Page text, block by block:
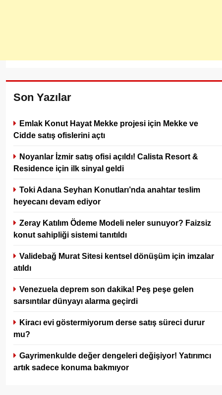
Son Yazılar
Emlak Konut Hayat Mekke projesi için Mekke ve
Cidde satış ofislerini açtı
Noyanlar İzmir satış ofisi açıldı! Calista Resort &
Residence için ilk sinyal geldi
Toki Adana Seyhan Konutları’nda anahtar teslim
heyecanı devam ediyor
Zeray Katılım Ödeme Modeli neler sunuyor? Faizsiz
konut sahipliği sistemi tanıtıldı
Validebağ Murat Sitesi kentsel dönüşüm için imzalar
atıldı
Venezuela deprem son dakika! Peş peşe gelen
sarsıntılar dünyayı alarma geçirdi
Kiracı evi göstermiyorum derse satış süreci durur
mu?
Gayrimenkulde değer dengeleri değişiyor! Yatırımcı
artık sadece konuma bakmıyor